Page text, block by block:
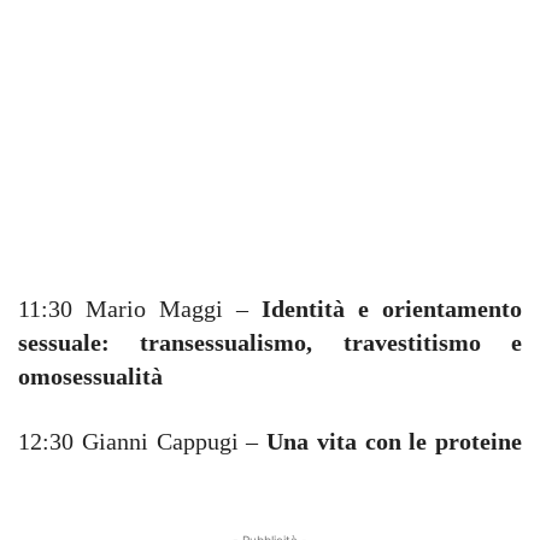
11:30 Mario Maggi –Identità e orientamento
sessuale: transessualismo, travestitismo e
omosessualità
12:30 Gianni Cappugi – Una vita con le proteine